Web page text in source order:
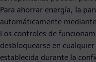
Para ahorrar energía, la
automáticamente
Los controles de
desbloquearse en
establecida durante la